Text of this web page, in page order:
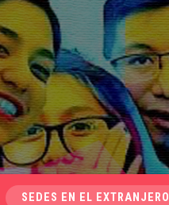
SEDES EN EL EXTRANJERO